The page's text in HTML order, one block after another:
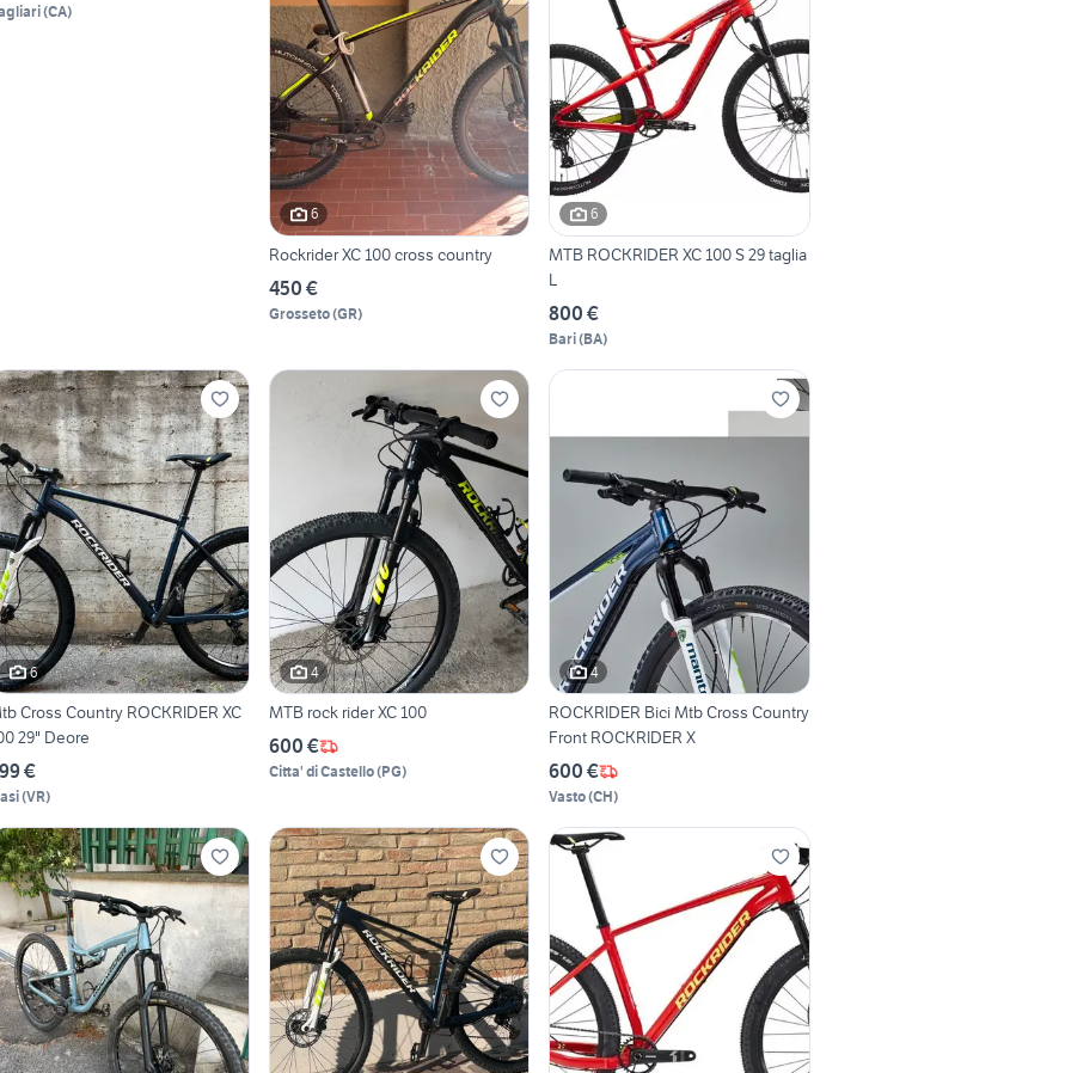
(CA)
6
Rockrider XC 100 cross country
450 €
Grosseto(GR)
6
MTB ROCKRIDER XC 100 S 29 taglia
L
800 €
Bari(BA)
6
Cross Country ROCKRIDER XC
29" Deore
€
(VR)
4
MTB rock rider XC 100
600 €
Citta' di Castello(PG)
4
ROCKRIDER Bici Mtb Cross Country
Front ROCKRIDER X
600 €
Vasto(CH)